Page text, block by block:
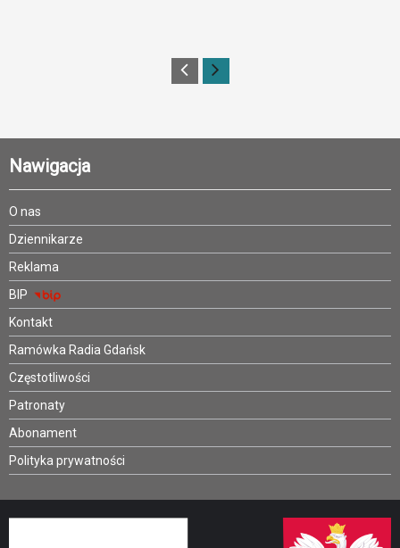
Nawigacja
O nas
Dziennikarze
Reklama
BIP
Kontakt
Ramówka Radia Gdańsk
Częstotliwości
Patronaty
Abonament
Polityka prywatności